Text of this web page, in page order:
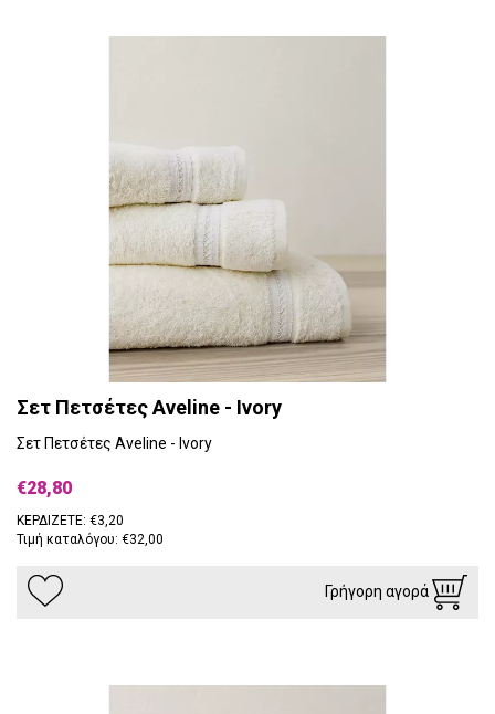
Σετ Πετσέτες Aveline - Ivory
Σετ Πετσέτες Aveline - Ivory
€28,80
ΚΕΡΔΙΖΕΤΕ: €3,20
Τιμή καταλόγου: €32,00
Γρήγορη αγορά